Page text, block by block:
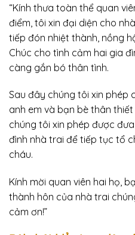
“Kính thưa toàn thể quan
điểm, tôi xin đại diện cho
tiếp đón nhiệt thành, nồng
Chúc cho tình cảm hai gia
càng gắn bó thân tình.
Sau đây chúng tôi xin phép
anh em và bạn bè thân
chúng tôi xin phép được
đình nhà trai để tiếp tục tổ
cháu.
Kính mời quan viên hai họ,
thành hôn của nhà trai
cảm ơn!”